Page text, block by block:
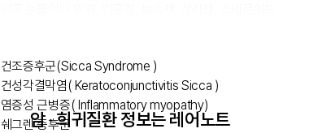
건조증후군(Sicca Syndrome )
건성각결막염( Keratoconjunctivitis Sicca )
염증성 근병증( Inflammatory myopathy)
쉐그렌 증후군
암 · 희귀질환 정보는 레어노트